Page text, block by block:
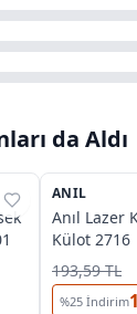
da Aldı
%38
ANIL
Anıl Lazer
Külot 2716
193,59 TL
%25 İndirim